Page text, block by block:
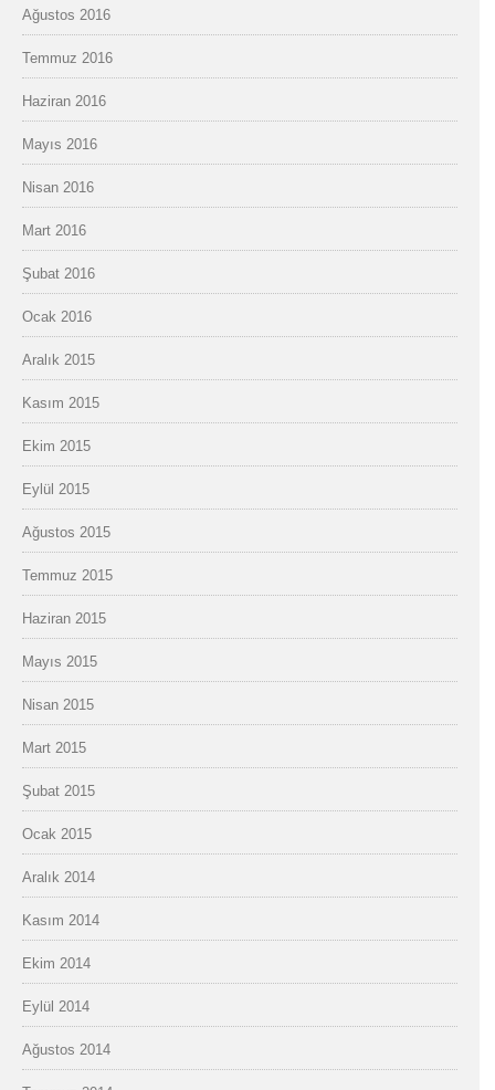
Ağustos 2016
Temmuz 2016
Haziran 2016
Mayıs 2016
Nisan 2016
Mart 2016
Şubat 2016
Ocak 2016
Aralık 2015
Kasım 2015
Ekim 2015
Eylül 2015
Ağustos 2015
Temmuz 2015
Haziran 2015
Mayıs 2015
Nisan 2015
Mart 2015
Şubat 2015
Ocak 2015
Aralık 2014
Kasım 2014
Ekim 2014
Eylül 2014
Ağustos 2014